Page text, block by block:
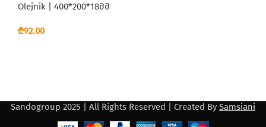
Olejnik | 400*200*18მმ
₾
Sandogroup 2025 | All Rights Reserved | Created By Samsiani